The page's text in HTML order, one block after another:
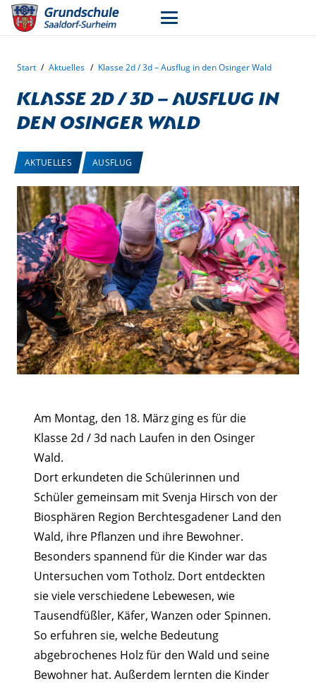
Start / Aktuelles / Klasse 2d / 3d – Ausflug in den Osinger Wald
Klasse 2d / 3d – Ausflug in
den Osinger Wald
Am Montag, den 18. März ging es für die
Klasse 2d / 3d nach Laufen in den Osinger
Wald.
Dort erkundeten die Schülerinnen und
Schüler gemeinsam mit Svenja Hirsch von der
Biosphären Region Berchtesgadener Land den
Wald, ihre Pflanzen und ihre Bewohner.
Besonders spannend für die Kinder war das
Untersuchen vom Totholz. Dort entdeckten
sie viele verschiedene Lebewesen, wie
Tausendfüßler, Käfer, Wanzen oder Spinnen.
So erfuhren sie, welche Bedeutung
abgebrochenes Holz für den Wald und seine
Bewohner hat. Außerdem lernten die Kinder
AKTUELLES AUSFLUG